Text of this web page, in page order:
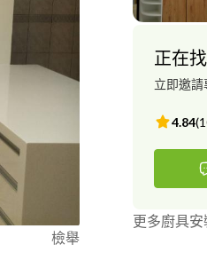
檢舉
正在
立即邀
4.84(
更多廚具安